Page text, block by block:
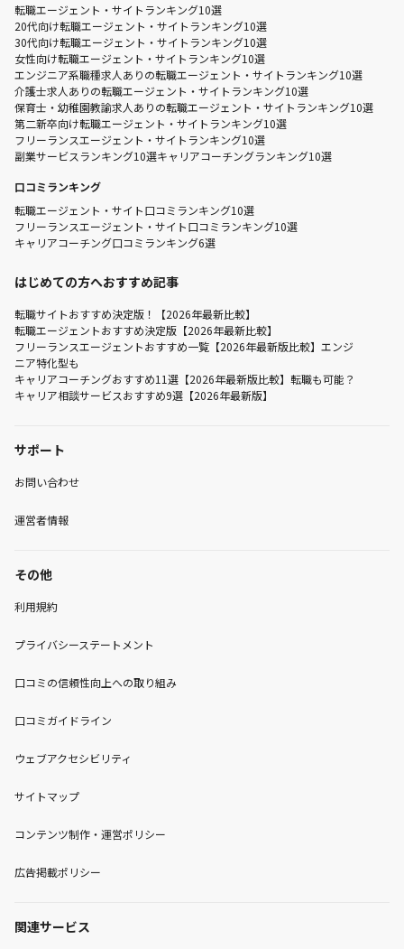
転職エージェント・サイトランキング10選
20代向け転職エージェント・サイトランキング10選
30代向け転職エージェント・サイトランキング10選
女性向け転職エージェント・サイトランキング10選
エンジニア系職種求人ありの転職エージェント・サイトランキング10選
介護士求人ありの転職エージェント・サイトランキング10選
保育士・幼稚園教諭求人ありの転職エージェント・サイトランキング10選
第二新卒向け転職エージェント・サイトランキング10選
フリーランスエージェント・サイトランキング10選
副業サービスランキング10選キャリアコーチングランキング10選
口コミランキング
転職エージェント・サイト口コミランキング10選
フリーランスエージェント・サイト口コミランキング10選
キャリアコーチング口コミランキング6選
はじめての方へおすすめ記事
転職サイトおすすめ決定版！【2026年最新比較】
転職エージェントおすすめ決定版【2026年最新比較】
フリーランスエージェントおすすめ一覧【2026年最新版比較】エンジ
ニア特化型も
キャリアコーチングおすすめ11選【2026年最新版比較】転職も可能？
キャリア相談サービスおすすめ9選【2026年最新版】
サポート
お問い合わせ
運営者情報
その他
利用規約
プライバシーステートメント
口コミの信頼性向上への取り組み
口コミガイドライン
ウェブアクセシビリティ
サイトマップ
コンテンツ制作・運営ポリシー
広告掲載ポリシー
関連サービス